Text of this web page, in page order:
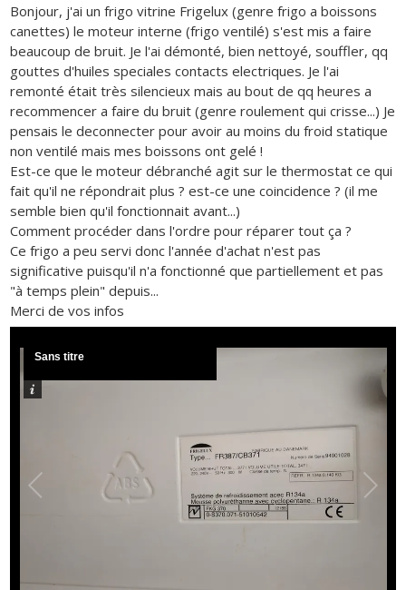
Bonjour, j'ai un frigo vitrine Frigelux (genre frigo a boissons
canettes) le moteur interne (frigo ventilé) s'est mis a faire
beaucoup de bruit. Je l'ai démonté, bien nettoyé, souffler, qq
gouttes d'huiles speciales contacts electriques. Je l'ai
remonté était très silencieux mais au bout de qq heures a
recommencer a faire du bruit (genre roulement qui crisse...) Je
pensais le deconnecter pour avoir au moins du froid statique
non ventilé mais mes boissons ont gelé !
Est-ce que le moteur débranché agit sur le thermostat ce qui
fait qu'il ne répondrait plus ? est-ce une coincidence ? (il me
semble bien qu'il fonctionnait avant...)
Comment procéder dans l'ordre pour réparer tout ça ?
Ce frigo a peu servi donc l'année d'achat n'est pas
significative puisqu'il n'a fonctionné que partiellement et pas
"à temps plein" depuis...
Merci de vos infos
Sans titre